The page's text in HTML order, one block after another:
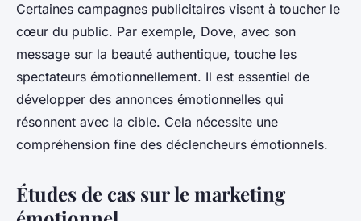
Certaines campagnes publicitaires visent à toucher le
cœur du public. Par exemple, Dove, avec son
message sur la beauté authentique, touche les
spectateurs émotionnellement. Il est essentiel de
développer des annonces émotionnelles qui
résonnent avec la cible. Cela nécessite une
compréhension fine des déclencheurs émotionnels.
Études de cas sur le marketing